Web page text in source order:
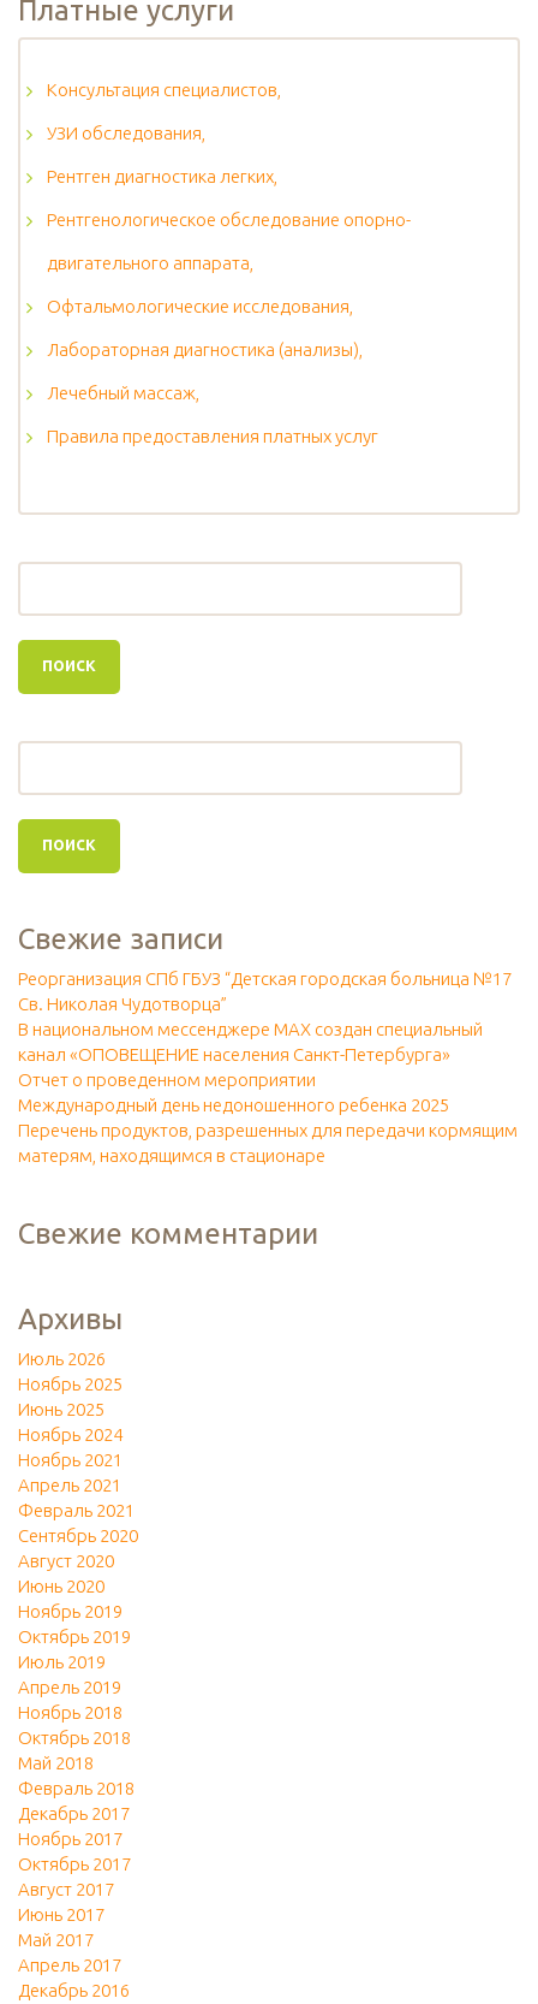
Платные услуги
Консультация специалистов,
УЗИ обследования,
Рентген диагностика легких,
Рентгенологическое обследование опорно-
двигательного аппарата,
Офтальмологические исследования,
Лабораторная диагностика (анализы),
Лечебный массаж,
Правила предоставления платных услуг
Свежие записи
Реорганизация СПб ГБУЗ “Детская городская больница №17
Св. Николая Чудотворца”
В национальном мессенджере МАХ создан специальный
канал «ОПОВЕЩЕНИЕ населения Санкт-Петербурга»
Отчет о проведенном мероприятии
Международный день недоношенного ребенка 2025
Перечень продуктов, разрешенных для передачи кормящим
матерям, находящимся в стационаре
Свежие комментарии
Архивы
Июль 2026
Ноябрь 2025
Июнь 2025
Ноябрь 2024
Ноябрь 2021
Апрель 2021
Февраль 2021
Сентябрь 2020
Август 2020
Июнь 2020
Ноябрь 2019
Октябрь 2019
Июль 2019
Апрель 2019
Ноябрь 2018
Октябрь 2018
Май 2018
Февраль 2018
Декабрь 2017
Ноябрь 2017
Октябрь 2017
Август 2017
Июнь 2017
Май 2017
Апрель 2017
Декабрь 2016